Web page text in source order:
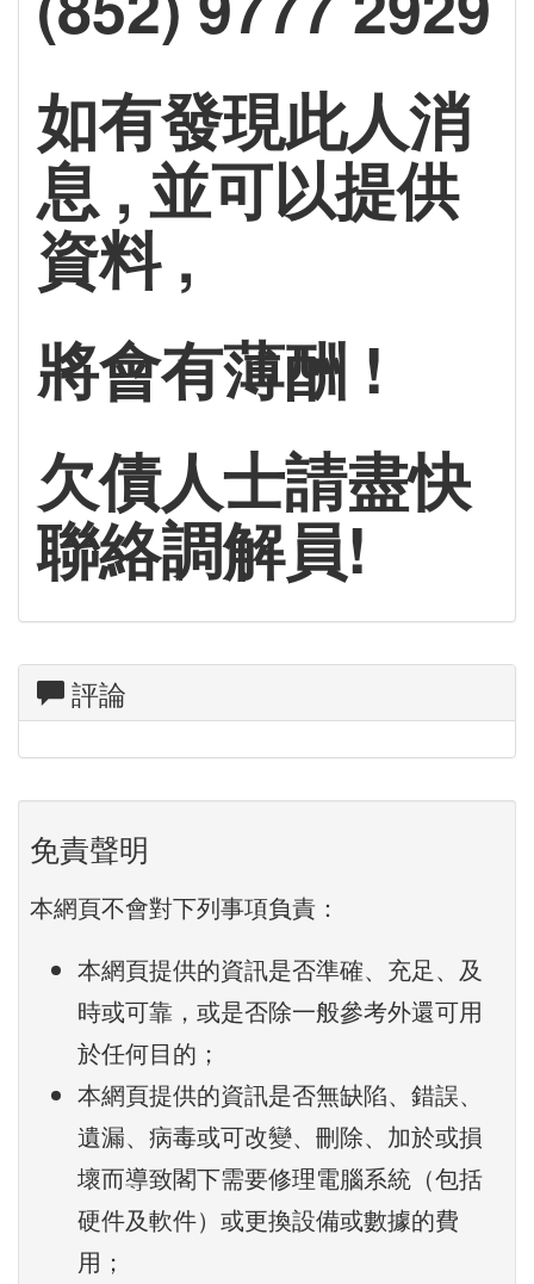
如有發現此人消
息 , 並可以提供
資料 ,
將會有薄酬 !
欠債人士請盡快
聯絡調解員!
評論
免責聲明
本網頁不會對下列事項負責：
本網頁提供的資訊是否準確、充足、及
時或可靠，或是否除一般參考外還可用
於任何目的；
本網頁提供的資訊是否無缺陷、錯誤、
遺漏、病毒或可改變、刪除、加於或損
壞而導致閣下需要修理電腦系統（包括
硬件及軟件）或更換設備或數據的費
用；